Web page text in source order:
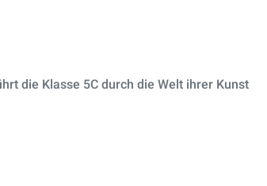
die Klasse 5C durch die Welt ihrer Kunst